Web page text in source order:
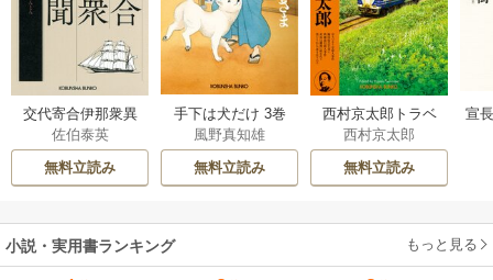
交代寄合伊那衆異
聞 15巻
佐伯泰英
無料立読み
手下は犬だけ 3巻
風野真知雄
無料立読み
西村京太郎トラベ
ルミステリー・セ
レクション 2巻
西村京太郎
無料立読み
宣
小説・実用書ランキング もっと見る